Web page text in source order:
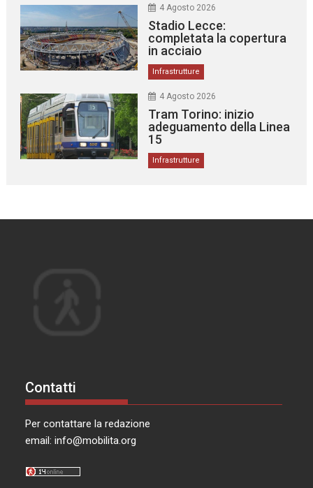
4 Agosto 2026
Stadio Lecce:
completata la copertura
in acciaio
Infrastrutture
4 Agosto 2026
Tram Torino: inizio
adeguamento della Linea
15
Infrastrutture
Contatti
Per contattare la redazione
email:info@mobilita.org